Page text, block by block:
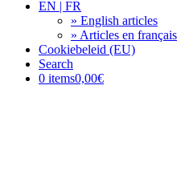
EN | FR
» English articles
» Articles en français
Cookiebeleid (EU)
Search
0 items0,00€